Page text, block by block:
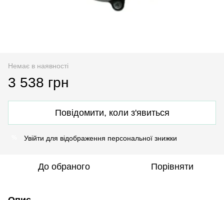
Немає в наявності
3 538 грн
Повідомити, коли з'явиться
Увійти для відображення персональної знижки
До обраного Порівняти